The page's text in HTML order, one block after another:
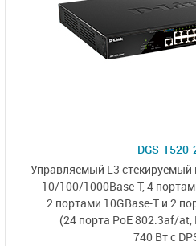
DGS-
Управляемый L3 стекируемый
10/100/1000Base-T,4
2 портами 10GBase-T и 2
(24 порта PoE 802.3af/at,
740 Вт с